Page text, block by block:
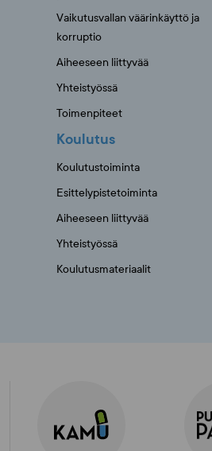
Vaikutusvallan väärinkäyttö ja
korruptio
Aiheeseen liittyvää
Yhteistyössä
Toimenpiteet
Koulutus
Koulutustoiminta
Esittelypistetoiminta
Aiheeseen liittyvää
Yhteistyössä
Koulutusmateriaalit